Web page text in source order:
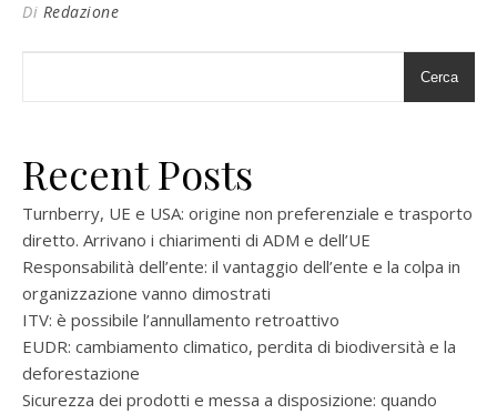
Di Redazione
Cerca
Recent Posts
Turnberry, UE e USA: origine non preferenziale e trasporto
diretto. Arrivano i chiarimenti di ADM e dell’UE
Responsabilità dell’ente: il vantaggio dell’ente e la colpa in
organizzazione vanno dimostrati
ITV: è possibile l’annullamento retroattivo
EUDR: cambiamento climatico, perdita di biodiversità e la
deforestazione
Sicurezza dei prodotti e messa a disposizione: quando